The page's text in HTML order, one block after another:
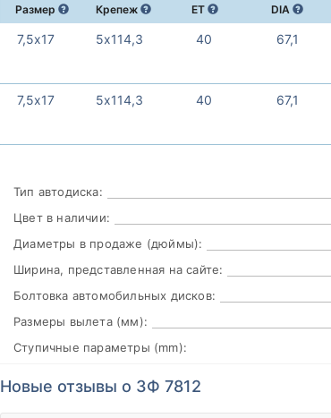
Размер Крепеж ET DIA
7,5х17 5х114,3 40 67,1
7,5х17 5х114,3 40 67,1
Тип автодиска:
Цвет в наличии:
Диаметры в продаже (дюймы):
Ширина, представленная на сайте:
Болтовка автомобильных дисков:
Размеры вылета (мм):
Ступичные параметры (mm):
Новые отзывы о ЗФ 7812